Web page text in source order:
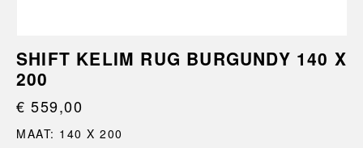
SHIFT KELIM RUG BURGUNDY 140 X
200
€ 559,00
MAAT: 140 X 200